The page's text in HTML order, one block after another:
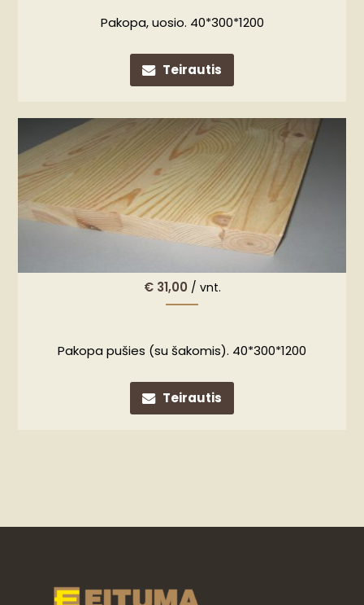
Pakopa, uosio. 40*300*1200
Teirautis
€31,00 / vnt.
Pakopa pušies (su šakomis). 40*300*1200
Teirautis